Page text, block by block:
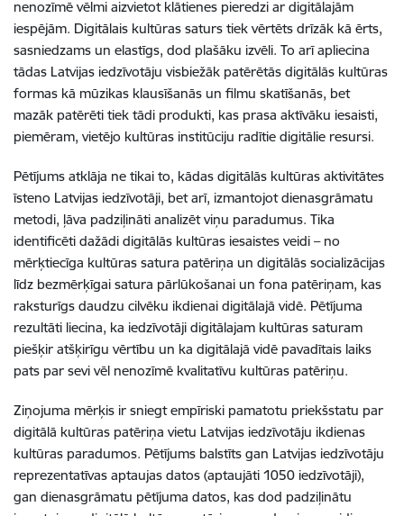
nenozīmē vēlmi aizvietot klātienes pieredzi ar digitālajām
iespējām. Digitālais kultūras saturs tiek vērtēts drīzāk kā ērts,
sasniedzams un elastīgs, dod plašāku izvēli. To arī apliecina
tādas Latvijas iedzīvotāju visbiežāk patērētās digitālās kultūras
formas kā mūzikas klausīšanās un filmu skatīšanās, bet
mazāk patērēti tiek tādi produkti, kas prasa aktīvāku iesaisti,
piemēram, vietējo kultūras institūciju radītie digitālie resursi.
Pētījums atklāja ne tikai to, kādas digitālās kultūras aktivitātes
īsteno Latvijas iedzīvotāji, bet arī, izmantojot dienasgrāmatu
metodi, ļāva padziļināti analizēt viņu paradumus. Tika
identificēti dažādi digitālās kultūras iesaistes veidi – no
mērķtiecīga kultūras satura patēriņa un digitālās socializācijas
līdz bezmērķīgai satura pārlūkošanai un fona patēriņam, kas
raksturīgs daudzu cilvēku ikdienai digitālajā vidē. Pētījuma
rezultāti liecina, ka iedzīvotāji digitālajam kultūras saturam
piešķir atšķirīgu vērtību un ka digitālajā vidē pavadītais laiks
pats par sevi vēl nenozīmē kvalitatīvu kultūras patēriņu.
Ziņojuma mērķis ir sniegt empīriski pamatotu priekšstatu par
digitālā kultūras patēriņa vietu Latvijas iedzīvotāju ikdienas
kultūras paradumos. Pētījums balstīts gan Latvijas iedzīvotāju
reprezentatīvas aptaujas datos (aptaujāti 1050 iedzīvotāji),
gan dienasgrāmatu pētījuma datos, kas dod padziļinātu